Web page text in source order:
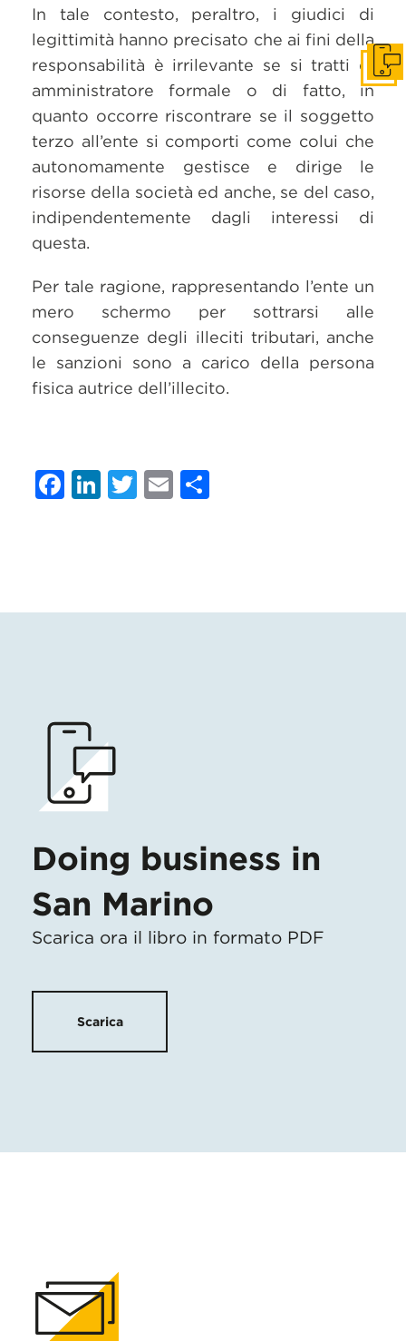
In tale contesto, peraltro, i giudici di
legittimità hanno precisato che ai fini della
responsabilità è irrilevante se si tratti di
amministratore formale o di fatto, in
quanto occorre riscontrare se il soggetto
terzo all’ente si comporti come colui che
autonomamente gestisce e dirige le
risorse della società ed anche, se del caso,
indipendentemente dagli interessi di
questa.
Per tale ragione, rappresentando l’ente un
mero schermo per sottrarsi alle
conseguenze degli illeciti tributari, anche
le sanzioni sono a carico della persona
fisica autrice dell’illecito.
Facebook
LinkedIn
Twitter
Email
Doing business in
San Marino
Scarica ora il libro in formato PDF
Scarica
Get